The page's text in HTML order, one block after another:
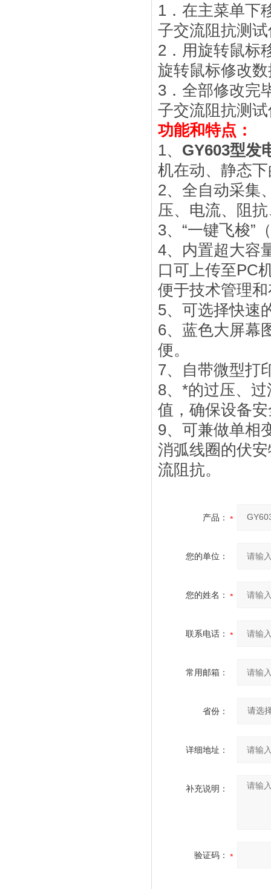
1．在主菜单下
子交流阻抗测
2．用旋转鼠标
旋转鼠标修改
3．全部修改完
子交流阻抗测
功能和特点：
1、 GY603型发
机在动、静态
2、全自动采集
压、电流、阻
3、“一键飞梭”
4、内置超大容
口可上传至PC
便于技术管理
5、可选择快速
6、蓝色大屏幕
便。
7、自带微型打
8、*的过压、
值，确保设备
9、可兼做单相
消弧线圈的伏
流阻抗。
产品：
您的单位：
您的姓名：
联系电话：
常用邮箱：
省份：
详细地址：
补充说明：
验证码：